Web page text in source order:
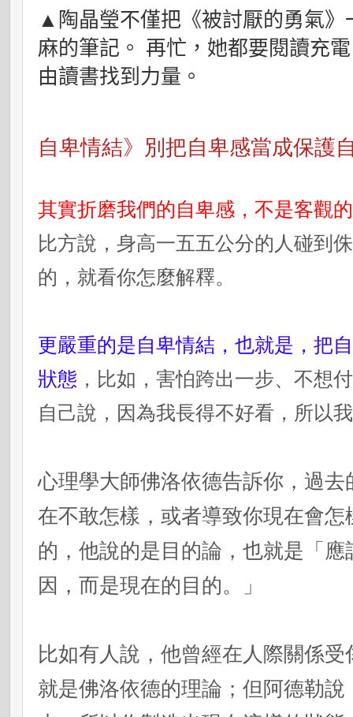
▲陶晶瑩不僅把《被討厭的勇氣
麻的筆記。 再忙，她都要閱讀充
由讀書找到力量。
自卑情結》別把自卑感當成保護
其實折磨我們的自卑感，不是客觀
比方說，身高一五五公分的人碰到
的，就看你怎麼解釋。
更嚴重的是自卑情結，也就是，把
狀態 ，比如，害怕跨出一步、不想
自己說，因為我長得不好看，所以
心理學大師佛洛依德告訴你，過
在不敢怎樣，或者導致你現在會
的，他說的是目的論，也就是「
因，而是現在的目的。」
比如有人說，他曾經在人際關係
就是佛洛依德的理論；但阿德勒